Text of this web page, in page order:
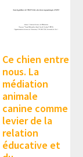
Ce chien entre
nous. La
médiation
animale
canine comme
levier de la
relation
éducative et